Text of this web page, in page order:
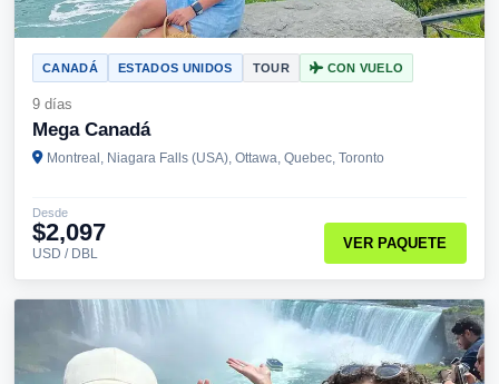
CANADÁ ESTADOS UNIDOS TOUR CON VUELO
9 días
Mega Canadá
Montreal, Niagara Falls (USA), Ottawa, Quebec, Toronto
Desde
$2,097
USD / DBL
VER PAQUETE